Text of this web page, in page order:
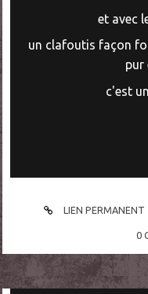
et avec
un clafoutis façon
pur
c'est
LIEN PERMANENT
0